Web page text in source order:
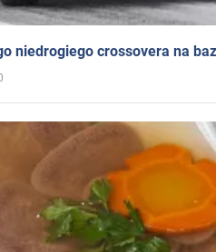
niedrogiego crossovera na